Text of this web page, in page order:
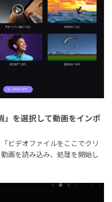
」を選択して動画をインポ
ビデオファイルをここでクリ
画を読み込み、処理を開始し